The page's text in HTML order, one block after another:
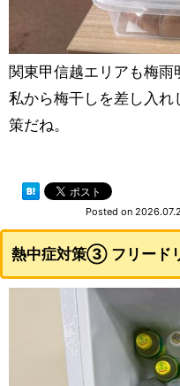
関東甲信越エリアも梅
私から梅干しを差し入
策だね。
Posted on
熱中症対策③ フリード